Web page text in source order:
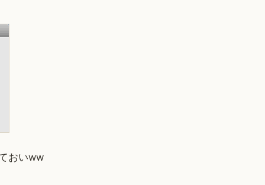
おいww